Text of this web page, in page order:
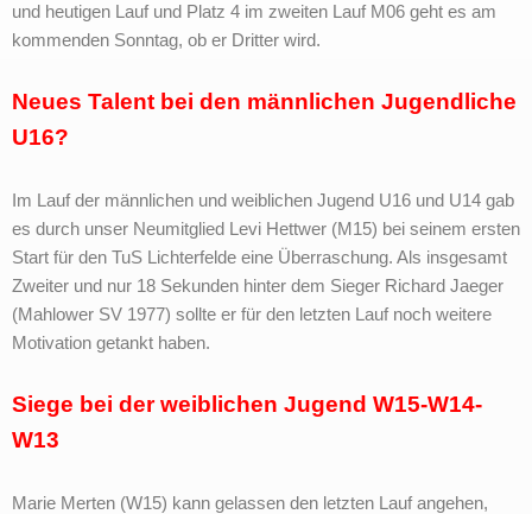
und heutigen Lauf und Platz 4 im zweiten Lauf M06 geht es am
kommenden Sonntag, ob er Dritter wird.
Neues Talent bei den männlichen Jugendliche
U16?
Im Lauf der männlichen und weiblichen Jugend U16 und U14 gab
es durch unser Neumitglied Levi Hettwer (M15) bei seinem ersten
Start für den TuS Lichterfelde eine Überraschung. Als insgesamt
Zweiter und nur 18 Sekunden hinter dem Sieger Richard Jaeger
(Mahlower SV 1977) sollte er für den letzten Lauf noch weitere
Motivation getankt haben.
Siege bei der weiblichen Jugend W15-W14-
W13
Marie Merten (W15) kann gelassen den letzten Lauf angehen,